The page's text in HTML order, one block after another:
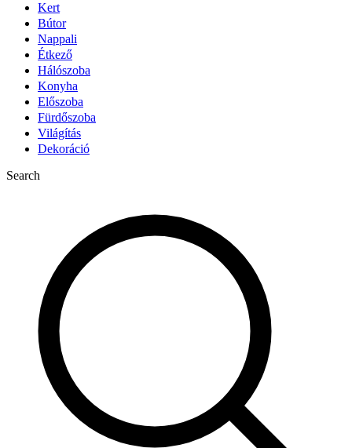
Kert
Bútor
Nappali
Étkező
Hálószoba
Konyha
Előszoba
Fürdőszoba
Világítás
Dekoráció
Search